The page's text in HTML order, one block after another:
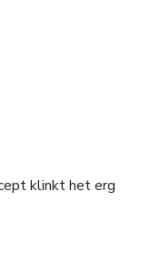
klinkt het erg